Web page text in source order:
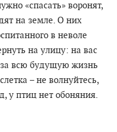
«спасать» воронят,
на земле. О них
в неволе
на улицу: на вас
за всю будущую жизнь
– не волнуйтесь,
у птиц нет обоняния.